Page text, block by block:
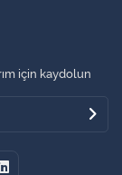
için kaydolun